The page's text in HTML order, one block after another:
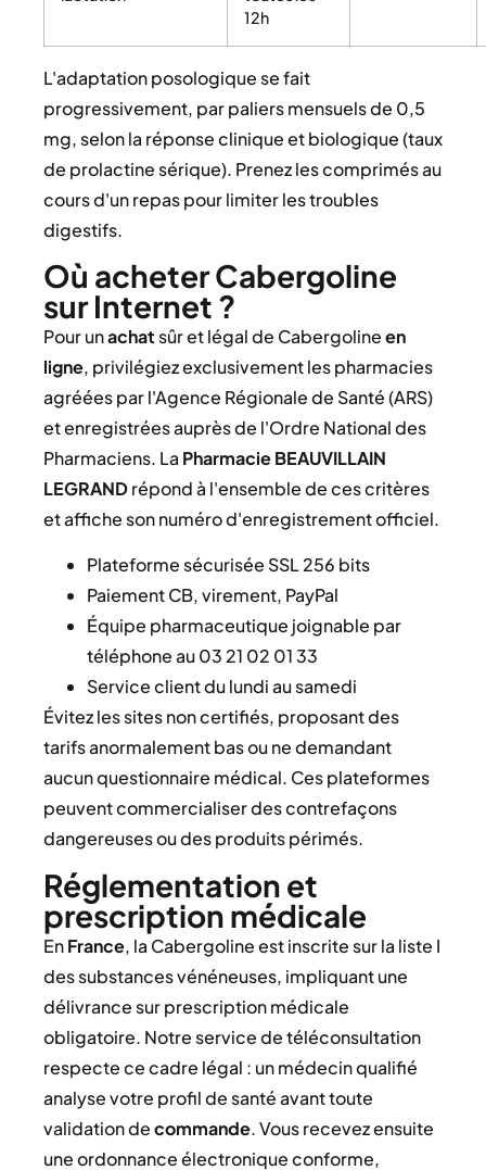
12h
L'adaptation posologique se fait
progressivement, par paliers mensuels de 0,5
mg, selon la réponse clinique et biologique (taux
de prolactine sérique). Prenez les comprimés au
cours d'un repas pour limiter les troubles
digestifs.
Où acheter Cabergoline
sur Internet ?
Pour unachat sûr et légal de Cabergolineen
ligne, privilégiez exclusivement les pharmacies
agréées par l'Agence Régionale de Santé (ARS)
et enregistrées auprès de l'Ordre National des
Pharmaciens. La Pharmacie BEAUVILLAIN
LEGRANDrépond à l'ensemble de ces critères
et affiche son numéro d'enregistrement officiel.
Plateforme sécurisée SSL 256 bits
Paiement CB, virement, PayPal
Équipe pharmaceutique joignable par
téléphone au 03 21 02 01 33
Service client du lundi au samedi
Évitez les sites non certifiés, proposant des
tarifs anormalement bas ou ne demandant
aucun questionnaire médical. Ces plateformes
peuvent commercialiser des contrefaçons
dangereuses ou des produits périmés.
Réglementation et
prescription médicale
EnFrance, la Cabergoline est inscrite sur la liste I
des substances vénéneuses, impliquant une
délivrance sur prescription médicale
obligatoire. Notre service de téléconsultation
respecte ce cadre légal : un médecin qualifié
analyse votre profil de santé avant toute
validation decommande. Vous recevez ensuite
une ordonnance électronique conforme,